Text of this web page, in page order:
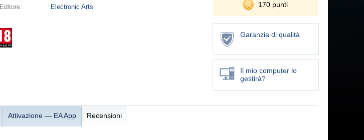
Editore: Electronic Arts
170 punti
Garanzia di qualità
Il mio computer lo
gestirà?
Attivazione — EA App Recensioni